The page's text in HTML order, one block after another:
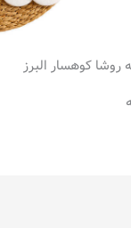
روشا کوهسار البرز